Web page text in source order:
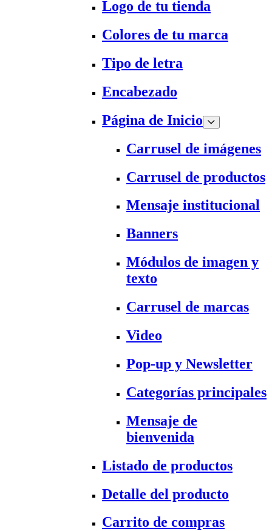
Logo de tu tienda
Colores de tu marca
Tipo de letra
Encabezado
Página de Inicio
Carrusel de imágenes
Carrusel de productos
Mensaje institucional
Banners
Módulos de imagen y
texto
Carrusel de marcas
Video
Pop-up y Newsletter
Categorías principales
Mensaje de
bienvenida
Listado de productos
Detalle del producto
Carrito de compras